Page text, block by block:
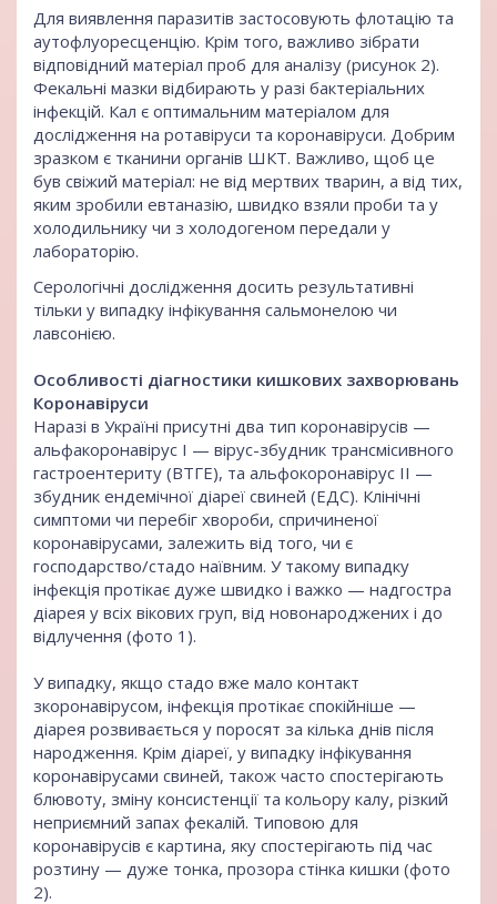
Для виявлення паразитів застосовують флотацію та
аутофлуоресценцію. Крім того, важливо зібрати
відповідний матеріал проб для аналізу (рисунок 2).
Фекальні мазки відбирають у разі бактеріальних
інфекцій. Кал є оптимальним матеріалом для
дослідження на ротавіруси та коронавіруси. Добрим
зразком є тканини органів ШКТ. Важливо, щоб це
був свіжий матеріал: не від мертвих тварин, а від тих,
яким зробили евтаназію, швидко взяли проби та у
холодильнику чи з холодогеном передали у
лабораторію.
Серологічні дослідження досить результативні
тільки у випадку інфікування сальмонелою чи
лавсонією.
Особливості діагностики кишкових захворювань
Коронавіруси
Наразі в Україні присутні два тип коронавірусів —
альфакоронавірус І — вірус-збудник трансмісивного
гастроентериту (ВТГЕ), та альфокоронавірус ІІ —
збудник ендемічної діареї свиней (ЕДС). Клінічні
симптоми чи перебіг хвороби, спричиненої
коронавірусами, залежить від того, чи є
господарство/стадо наївним. У такому випадку
інфекція протікає дуже швидко і важко — надгостра
діарея у всіх вікових груп, від новонароджених і до
відлучення (фото 1).
У випадку, якщо стадо вже мало контакт
зкоронавірусом, інфекція протікає спокійніше —
діарея розвивається у поросят за кілька днів після
народження. Крім діареї, у випадку інфікування
коронавірусами свиней, також часто спостерігають
блювоту, зміну консистенції та кольору калу, різкий
неприємний запах фекалій. Типовою для
коронавірусів є картина, яку спостерігають під час
розтину — дуже тонка, прозора стінка кишки (фото
2).